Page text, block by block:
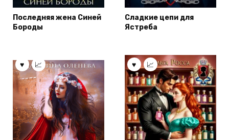
Последняя жена Синей
Бороды
Сладкие цепи для
Ястреба